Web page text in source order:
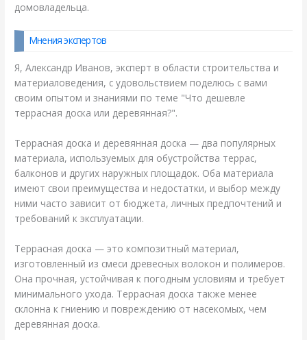
домовладельца.
Мнения экспертов
Я, Александр Иванов, эксперт в области строительства и
материаловедения, с удовольствием поделюсь с вами
своим опытом и знаниями по теме "Что дешевле
террасная доска или деревянная?".
Террасная доска и деревянная доска — два популярных
материала, используемых для обустройства террас,
балконов и других наружных площадок. Оба материала
имеют свои преимущества и недостатки, и выбор между
ними часто зависит от бюджета, личных предпочтений и
требований к эксплуатации.
Террасная доска — это композитный материал,
изготовленный из смеси древесных волокон и полимеров.
Она прочная, устойчивая к погодным условиям и требует
минимального ухода. Террасная доска также менее
склонна к гниению и повреждению от насекомых, чем
деревянная доска.